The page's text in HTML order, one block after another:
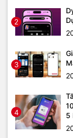
2
3
4
5